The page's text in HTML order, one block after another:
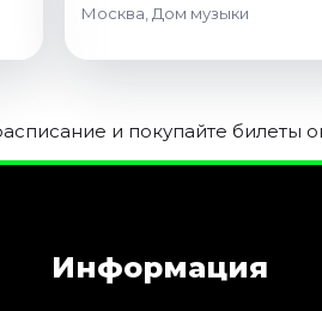
Москва, Дом музыки
и покупайте билеты
Информация